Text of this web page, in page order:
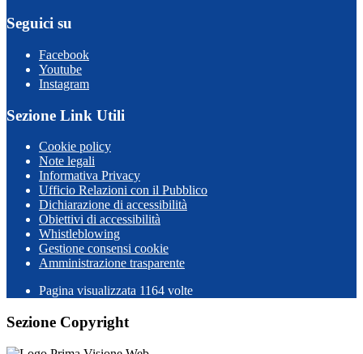
Seguici su
Facebook
Youtube
Instagram
Sezione Link Utili
Cookie policy
Note legali
Informativa Privacy
Ufficio Relazioni con il Pubblico
Dichiarazione di accessibilità
Obiettivi di accessibilità
Whistleblowing
Gestione consensi cookie
Amministrazione trasparente
Pagina visualizzata 1164 volte
Sezione Copyright